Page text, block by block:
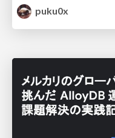
puku0x